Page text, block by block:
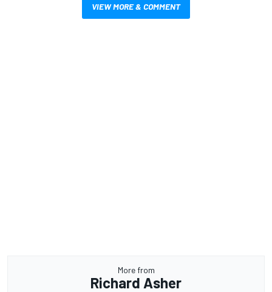
VIEW MORE & COMMENT
More from
Richard Asher